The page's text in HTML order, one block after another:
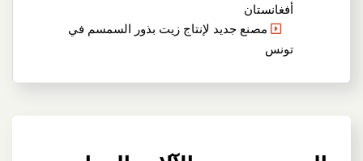
أفغانستان
مصنع جديد لإنتاج زيت بذور السمسم في
تونس